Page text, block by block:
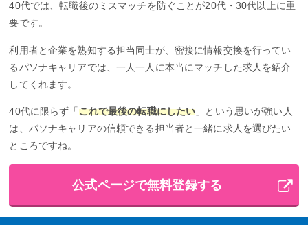
40代では、転職後のミスマッチを防ぐことが20代・30代以上に重
要です。
利用者と企業を熟知する担当同士が、密接に情報交換を行ってい
るパソナキャリアでは、一人一人に本当にマッチした求人を紹介
してくれます。
40代に限らず「 これで最後の転職にしたい 」という思いが強い人
は、パソナキャリアの信頼できる担当者と一緒に求人を選びたい
ところですね。
公式ページで無料登録する